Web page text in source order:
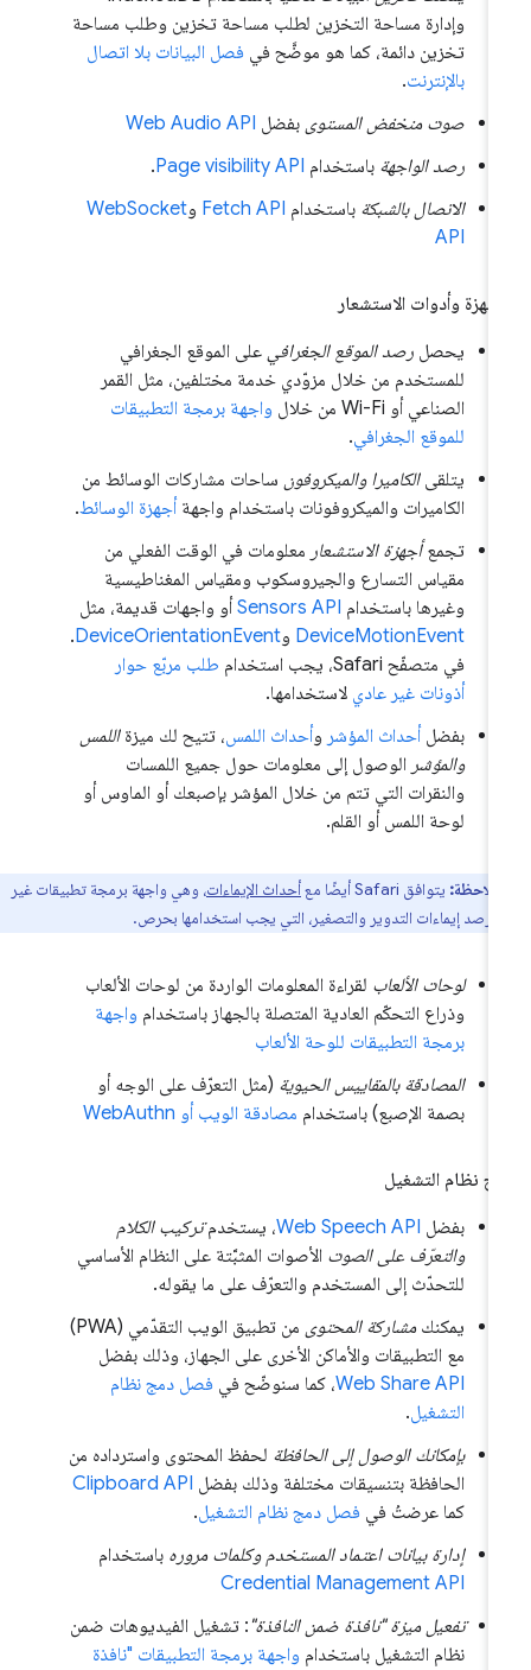
وإدارة مساحة التخزين لطلب مساحة تخزين وطلب مساحة
تخزين دائمة، كما هو موضَّح في فصل البيانات بلا اتصال
بالإنترنت.
صوت منخفض المستوىبفضلWeb Audio API
رصد الواجهةباستخدامPage visibility API
.
الاتصال بالشبكةباستخدامFetch APIوWebSocket
وأدوات الاستشعار
يحصلرصد الموقع الجغرافيعلى الموقع الجغرافي
للمستخدم من خلال مزوّدي خدمة مختلفين، مثل القمر
الصناعي أو Wi-Fi من خلال
واجهة برمجة التطبيقات
للموقع الجغرافي
يتلقىالكاميرا والميكروفونساحات مشاركات الوسائط من
الكاميرات والميكروفونات باستخدام واجهةأجهزة الوسائط.
تجمعأجهزة الاستشعارمعلومات في الوقت الفعلي من
مقياس التسارع والجيروسكوب ومقياس المغناطيسية
وغيرها باستخدامSensors APIأو واجهات قديمة، مثل
DeviceMotionEventوDeviceOrientationEvent
.
في متصفّح Safari، يجب استخدام
طلب مربّع حوار
أذونات غير عاديلاستخدامها.
بفضلأحداث المؤشروأحداث اللمس، تتيح لك ميزةاللمس
والمؤشرالوصول إلى معلومات حول جميع اللمسات
والنقرات التي تتم من خلال المؤشر بإصبعك أو الماوس أو
لوحة اللمس أو القلم.
ملاحظة:يتوافق Safari أيضًا مع أحداث الإيماءات، وهي واجهة برمجة تطبيقات غير
لرصد إيماءات التدوير والتصغير، التي يجب استخدامها بحرص.
لوحات الألعابلقراءة المعلومات الواردة من لوحات الألعاب
وذراع التحكّم العادية المتصلة بالجهاز باستخدامواجهة
برمجة التطبيقات للوحة الألعاب
المصادقة بالمقاييس الحيوية(مثل التعرّف على الوجه أو
بصمة الإصبع) باستخداممصادقة الويب أو WebAuthn
نظام التشغيل
بفضلWeb Speech API، يستخدمتركيب الكلام
والتعرّف على الصوتالأصوات المثبَّتة على النظام الأساسي
للتحدّث إلى المستخدم والتعرّف على ما يقوله.
يمكنكمشاركة المحتوى
من تطبيق الويب التقدّمي (PWA)
مع التطبيقات والأماكن الأخرى على الجهاز، وذلك بفضل
Web Share API، كما سنوضّح في فصل دمج نظام
التشغيل.
بإمكانك الوصول إلى الحافظةلحفظ المحتوى واسترداده من
الحافظة بتنسيقات مختلفة وذلك بفضلClipboard API
كما عرضتُ في فصل دمج نظام التشغيل.
إدارة بيانات اعتماد المستخدم وكلمات مرورهباستخدام
Credential Management API
تفعيل ميزة "نافذة ضمن النافذة": تشغيل الفيديوهات ضمن
نظام التشغيل باستخدامواجهة برمجة التطبيقات "نافذة